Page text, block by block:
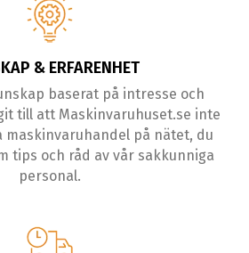
& ERFARENHET
baserat på intresse och
till att Maskinvaruhuset.se inte
maskinvaruhandel på nätet, du
tips och råd av vår sakkunniga
personal.